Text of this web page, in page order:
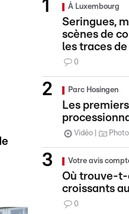
À Luxembourg
Seringues,
scènes de
les traces
0
Parc Hosingen
Les
Vidéo
Votre avis
Où trouve-t-
croissants
0